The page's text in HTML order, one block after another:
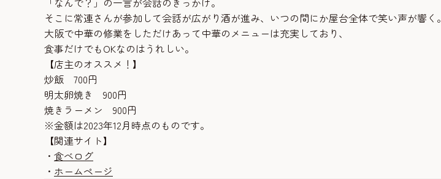
そこに常連さんが参加して会話が広がり酒が進み、いつの間にか屋台全体で笑い声が響く。
大阪で中華の修業をしただけあって中華のメニューは充実しており、
食事だけでもOKなのはうれしい。
【店主のオススメ！】
炒飯 700円
明太卵焼き 900円
焼きラーメン 900円
※金額は2023年12月時点のものです。
【関連サイト】
・ 食べログ
・ ホームページ